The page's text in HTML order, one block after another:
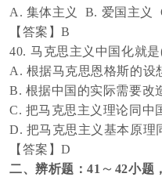
A. 集体主义 B. 爱国主义
【答案】B
40. 马克思主义中国化就是
A. 根据马克思恩格斯的设
B. 根据中国的实际需要改
C. 把马克思主义理论同中
D. 把马克思主义基本原理
【答案】D
二、辨析题：41 ～ 42小题